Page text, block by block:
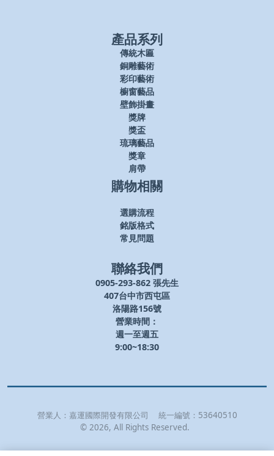
產品系列
傳統木匾
銅雕藝術
彩印藝術
櫥窗藝品
壁飾掛畫
獎牌
獎盃
琉璃藝品
獎章
肩帶
購物相關
選購流程
銘版格式
常見問題
聯絡我們
0905-293-862 張先生
407台中市西屯區
洛陽路156號
營業時間：
週一至週五
9:00~18:30
營業人： 嘉運國際開發有限公司 統一編號： 53640510
© 2026, All Rights Reserved.